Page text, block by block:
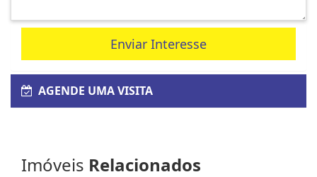
Enviar Interesse
AGENDE UMA VISITA
Imóveis Relacionados